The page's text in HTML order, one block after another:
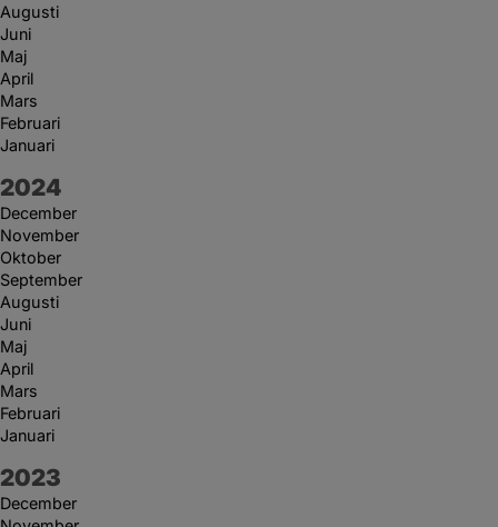
Augusti
Juni
Maj
April
Mars
Februari
Januari
År:
2024
December
November
Oktober
September
Augusti
Juni
Maj
April
Mars
Februari
Januari
År:
2023
December